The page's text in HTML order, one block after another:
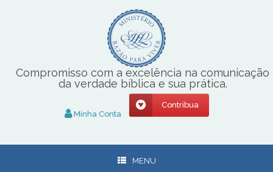
Compromisso com a excelência na comunicação
da verdade bíblica e sua prática.
Minha Conta
Contribua
MENU